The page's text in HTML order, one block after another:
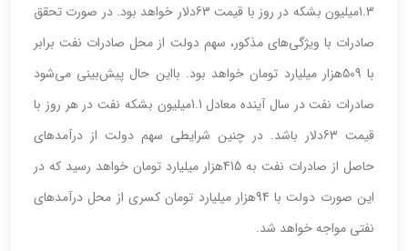
1.3میلیون بشکه در روز با قیمت 63دلار خواهد بود. در صورت تحقق
صادرات با ویژگی‌های مذکور، سهم دولت از محل صادرات نفت برابر
با 509هزار میلیارد تومان خواهد بود. با‌این حال پیش‌بینی می‌شود
صادرات نفت در سال آینده معادل 1.1میلیون بشکه نفت در هر روز با
قیمت 63دلار باشد. در چنین شرایطی سهم دولت از درآمدهای
حاصل از صادرات نفت به 415هزار میلیارد تومان خواهد رسید که در
این صورت دولت با 94هزار میلیارد تومان کسری از محل درآمدهای
نفتی مواجه خواهد شد.